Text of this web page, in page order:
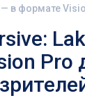
в формате
Pro